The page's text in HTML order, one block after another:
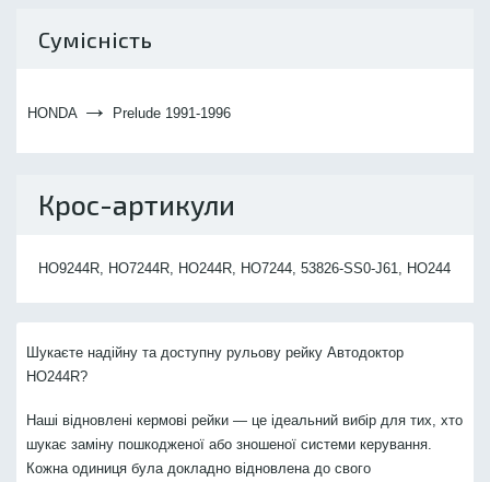
Сумісність
HONDA → Prelude 1991-1996
Крос-артикули
HO9244R, HO7244R, HO244R, HO7244, 53826-SS0-J61, HO244
Шукаєте надійну та доступну рульову рейку Автодоктор
HO244R?
Наші відновлені кермові рейки — це ідеальний вибір для тих, хто
шукає заміну пошкодженої або зношеної системи керування.
Кожна одиниця була докладно відновлена до свого